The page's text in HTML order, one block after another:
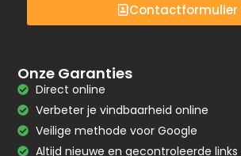
Contactformulier
Onze Garanties
Direct online
Verbeter je vindbaarheid online
Veilige methode voor Google
Altijd nieuwe en gecontroleerde links